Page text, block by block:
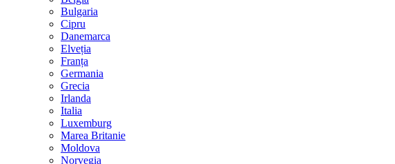
Bulgaria
Cipru
Danemarca
Elveția
Franța
Germania
Grecia
Irlanda
Italia
Luxemburg
Marea Britanie
Moldova
Norvegia